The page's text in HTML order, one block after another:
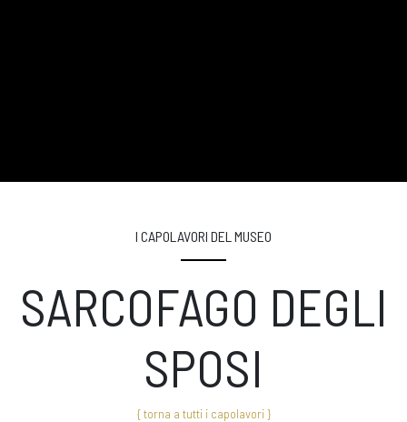
I CAPOLAVORI DEL MUSEO
SARCOFAGO DEGLI
SPOSI
{ torna a tutti i capolavori }